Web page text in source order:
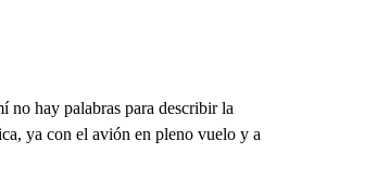
no hay palabras para describir la
ya con el avión en pleno vuelo y a